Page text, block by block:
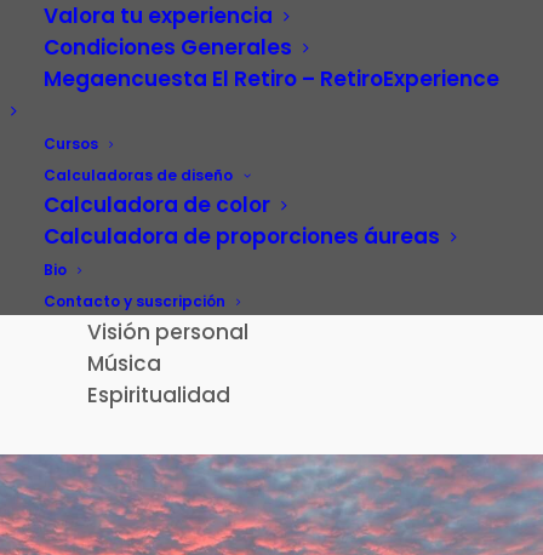
Valora tu experiencia
Condiciones Generales
Megaencuesta El Retiro – RetiroExperience
Cursos
Calculadoras de diseño
Calculadora de color
Calculadora de proporciones áureas
Bio
Contacto y suscripción
Carrera profesional
Fotografía
Patrimonio cultural
Paisaje de la Luz
El Retiro – RetiroExperience
Visión personal
Música
Espiritualidad